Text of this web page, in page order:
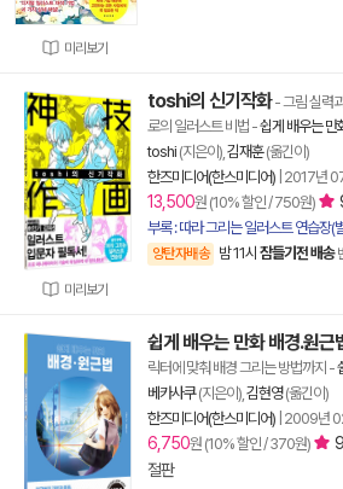
미리보기
미리보기
toshi의 신기작화- 그림 실력
로의 일러스트 비법 -쉽게 배우는 만
toshi (지은이), 김재훈(옮긴이)
한즈미디어(한스미디어) 2017년
13,500원 (10% 할인 / 750원)
부록 : 따라 그리는 일러스트 연습장(
양탄자배송 밤 11시 잠들기전 배송
쉽게 배우는 만화 배경.원근
릭터에 맞춰 배경 그리는 방법까지 -
베카사쿠(지은이), 김현영(옮긴이)
한즈미디어(한스미디어) 2009년
6,750원 (10% 할인 / 370원)
절판